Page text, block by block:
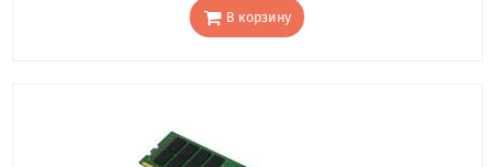
В корзину